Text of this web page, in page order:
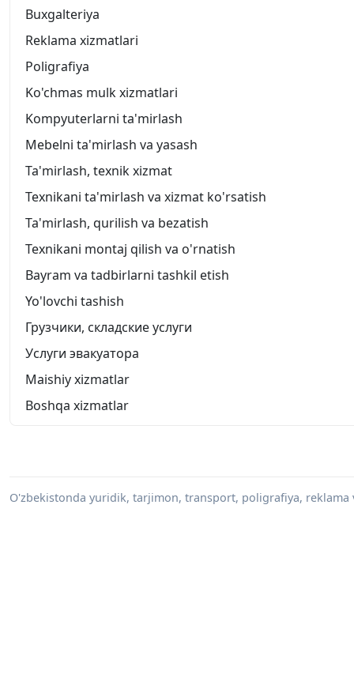
Buxgalteriya
Reklama xizmatlari
Poligrafiya
Ko'chmas mulk xizmatlari
Kompyuterlarni ta'mirlash
Mebelni ta'mirlash va yasash
Ta'mirlash, texnik xizmat
Texnikani ta'mirlash va xizmat ko'rsatish
Ta'mirlash, qurilish va bezatish
Texnikani montaj qilish va o'rnatish
Bayram va tadbirlarni tashkil etish
Yo'lovchi tashish
Грузчики, складские услуги
Услуги эвакуатора
Maishiy xizmatlar
Boshqa xizmatlar
O'zbekistonda yuridik, tarjimon, transport, poligrafiya,